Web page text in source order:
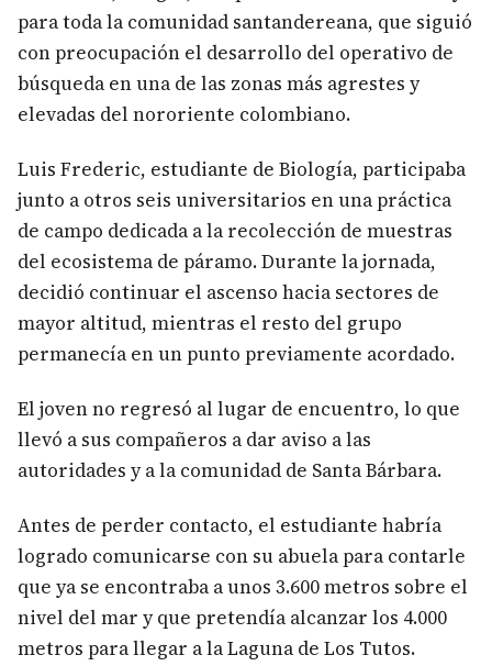
para toda la comunidad santandereana, que siguió
con preocupación el desarrollo del operativo de
búsqueda en una de las zonas más agrestes y
elevadas del nororiente colombiano.
Luis Frederic, estudiante de Biología, participaba
junto a otros seis universitarios en una práctica
de campo dedicada a la recolección de muestras
del ecosistema de páramo. Durante la jornada,
decidió continuar el ascenso hacia sectores de
mayor altitud, mientras el resto del grupo
permanecía en un punto previamente acordado.
El joven no regresó al lugar de encuentro, lo que
llevó a sus compañeros a dar aviso a las
autoridades y a la comunidad de Santa Bárbara.
Antes de perder contacto, el estudiante habría
logrado comunicarse con su abuela para contarle
que ya se encontraba a unos 3.600 metros sobre el
nivel del mar y que pretendía alcanzar los 4.000
metros para llegar a la Laguna de Los Tutos.